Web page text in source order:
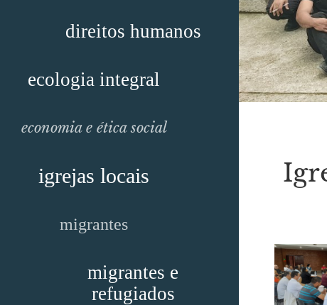
direitos humanos
ecologia integral
economia e ética social
igrejas locais
migrantes
migrantes e
refugiados